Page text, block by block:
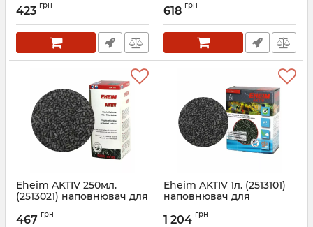
абсорбуючого очищення
Артикул: 2501401
423 грн
абсорбуючого очищення
Артикул: 2501451
618 грн
Eheim AKTIV 250мл.
(2513021) наповнювач для
абсорбуючого очищення
Артикул:
467 грн
Eheim AKTIV 1л. (2513101)
наповнювач для
абсорбуючого очищення
Артикул:
1 204 грн